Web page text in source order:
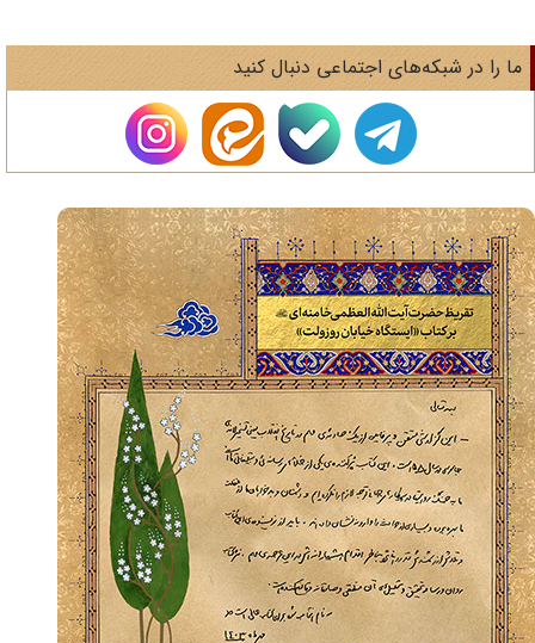
را در شبکه‌های اجتماعی دنبال کنید